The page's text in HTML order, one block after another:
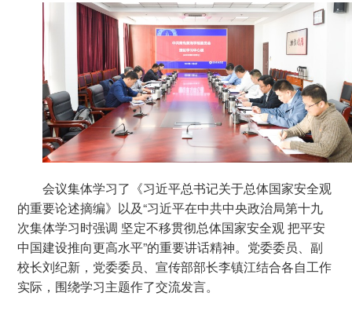
会议集体学习了《习近平总书记关于总体国家安全观
的重要论述摘编》以及“习近平在中共中央政治局第十九
次集体学习时强调 坚定不移贯彻总体国家安全观 把平安
中国建设推向更高水平”的重要讲话精神。党委委员、副
校长刘纪新，党委委员、宣传部部长李镇江结合各自工作
实际，围绕学习主题作了交流发言。